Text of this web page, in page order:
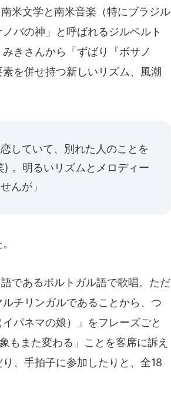
米文学と南米音楽（特にブラジル
バの神」と呼ばれるジルベルト
きさんから「ずばり『ボサノ
を併せ持つ新しいリズム、風潮
していて、別れた人のことを
。明るいリズムとメロディー
んが」
であるポルトガル語で歌唱。ただ
チリンガルであることから、つ
パネマの娘）」をフレーズごと
もまた変わる」ことを客席に訴え
、手拍子に参加したりと、全18